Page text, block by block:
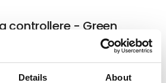
Details About
controllere - Green